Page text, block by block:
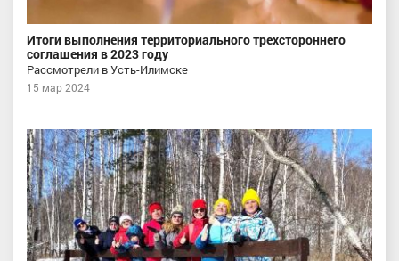
Итоги выполнения территориального трехстороннего
соглашения в 2023 году
Рассмотрели в Усть-Илимске
15 мар 2024